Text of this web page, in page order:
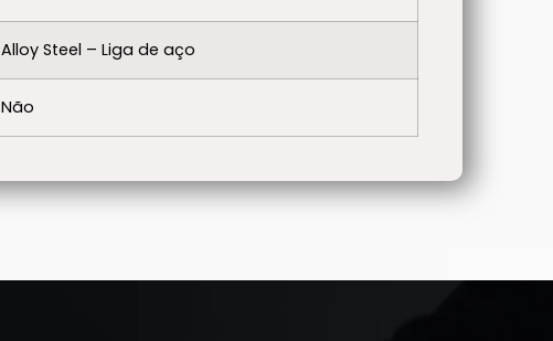
Alloy Steel – Liga de aço
Não